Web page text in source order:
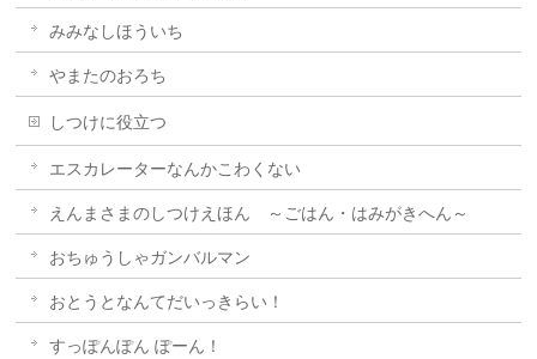
みみなしほういち
やまたのおろち
しつけに役立つ
エスカレーターなんかこわくない
えんまさまのしつけえほん ～ごはん・はみがきへん～
おちゅうしゃガンバルマン
おとうとなんてだいっきらい！
すっぽんぽん ぽーん！